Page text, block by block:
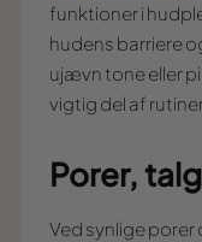
funktioner i
hudens barriere
ujævn tone eller
vigtig del af
Porer,
Ved synlige